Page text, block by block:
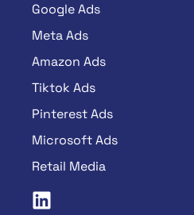
Google Ads
Meta Ads
Amazon Ads
Tiktok Ads
Pinterest Ads
Microsoft Ads
Retail Media